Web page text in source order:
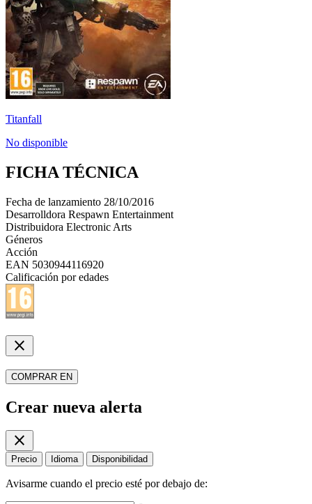
Titanfall
No disponible
FICHA TÉCNICA
Fecha de lanzamiento 28/10/2016
Desarrolldora Respawn Entertainment
Distribuidora Electronic Arts
Géneros
Acción
EAN 5030944116920
Calificación por edades
close
COMPRAR EN
Crear nueva alerta
close
Precio Idioma Disponibilidad
Avisarme cuando el precio esté por debajo de: